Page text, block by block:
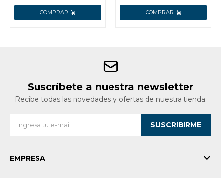
Suscríbete a nuestra newsletter
Recibe todas las novedades y ofertas de nuestra tienda.
SUSCRIBIRME
EMPRESA